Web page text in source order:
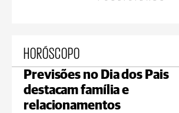
HORÓSCOPO
Previsões no Dia dos Pais
destacam família e
relacionamentos